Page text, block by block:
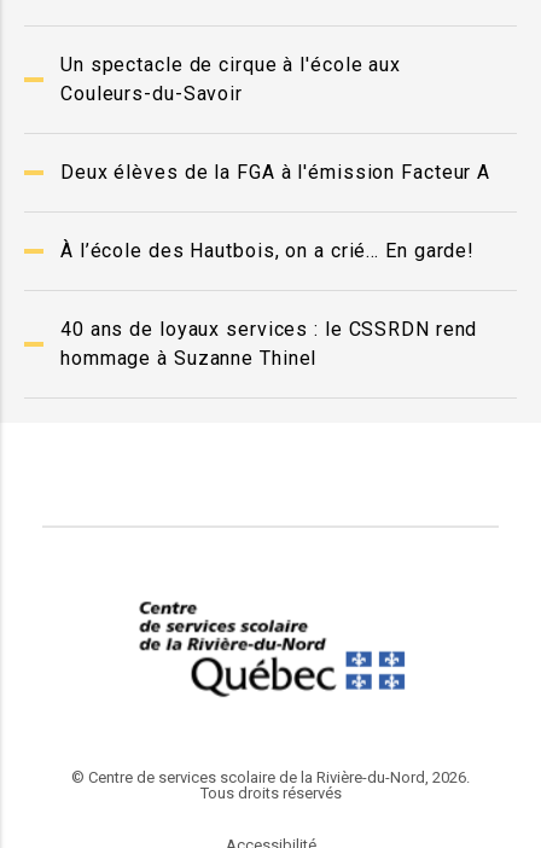
Un spectacle de cirque à l'école aux
Couleurs-du-Savoir
Deux élèves de la FGA à l'émission Facteur A
À l’école des Hautbois, on a crié… En garde!
40 ans de loyaux services : le CSSRDN rend
hommage à Suzanne Thinel
© Centre de services scolaire de la Rivière-du-Nord, 2026.
Tous droits réservés